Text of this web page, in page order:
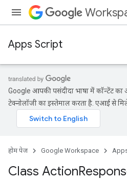
Apps Script
Google आपकी पसंदीदा भाषा में कॉन्टेंट
टेक्नोलॉजी का इस्तेमाल करता है. एआई से
होम पेज Google Workspace
Class Action